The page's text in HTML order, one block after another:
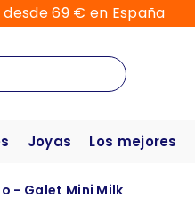
69 € en España
Joyas Los mejores
- Galet Mini Milk